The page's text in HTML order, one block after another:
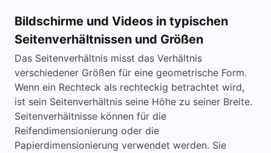
Bildschirme und Videos in typischen
Seitenverhältnissen und Größen
Das Seitenverhältnis misst das Verhältnis
verschiedener Größen für eine geometrische Form.
Wenn ein Rechteck als rechteckig betrachtet wird,
ist sein Seitenverhältnis seine Höhe zu seiner Breite.
Seitenverhältnisse können für die
Reifendimensionierung oder die
Papierdimensionierung verwendet werden. Sie